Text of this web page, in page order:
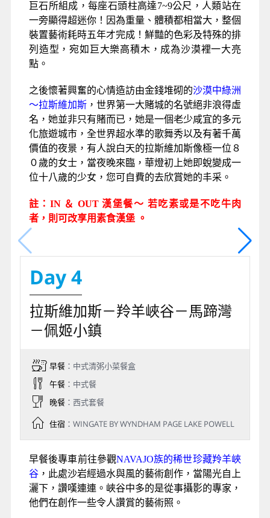
巨石所組成，每座石頭柱高達7~9公尺，人類站在
一旁顯得超迷你！因為重量、體積都相當大，整個
裝置藝術耗時五年才完成！鮮豔的色彩及特殊的排
列造型，宛如巨大樂高積木，成為沙漠裡一大亮
點。
之後懷著興奮的心情造訪由金錢堆砌的沙漠中綠洲
～拉斯維加斯，世界第一大賭城的名號絕非浪得虛
名，她並非只有賭而已，她是一個老少咸宜的多元
化旅遊城市，全世界超水準的歌舞秀以及有著千萬
價值的夜景，有人說白天的拉斯維加斯像極一位８
０歲的女士，當夜晚來臨，華燈初上她即蛻變成一
位十八歲的少女，您可自費的去欣賞她的丰采。
註：IN ＆ OUT 漢堡餐～ 若吃素或是不吃牛肉
者，則可改享用素食漢堡 。
Day 4
拉斯維加斯－羚羊峽谷－馬蹄灣
－佩姬小鎮
早餐：中式清粥小菜餐盒
午餐：中式餐
晚餐：西式套餐
住宿：WINGATE BY WYNDHAM PAGE LAKE POWELL
早餐後專車前往參觀NAVAJO族的稀世珍藏羚羊峽
谷，此處沙岩經過水與風的藝術創作，當陽光自上
灑下，讚嘆連連。峽谷中多的是從事攝影的專家，
他們在創作一些令人讚賞的藝術照。